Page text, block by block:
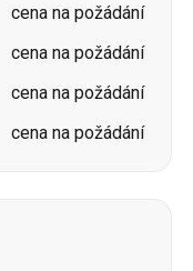
cena na požádání
cena na požádání